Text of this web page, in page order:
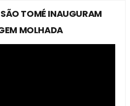
TOMÉ INAUGURAM
MOLHADA